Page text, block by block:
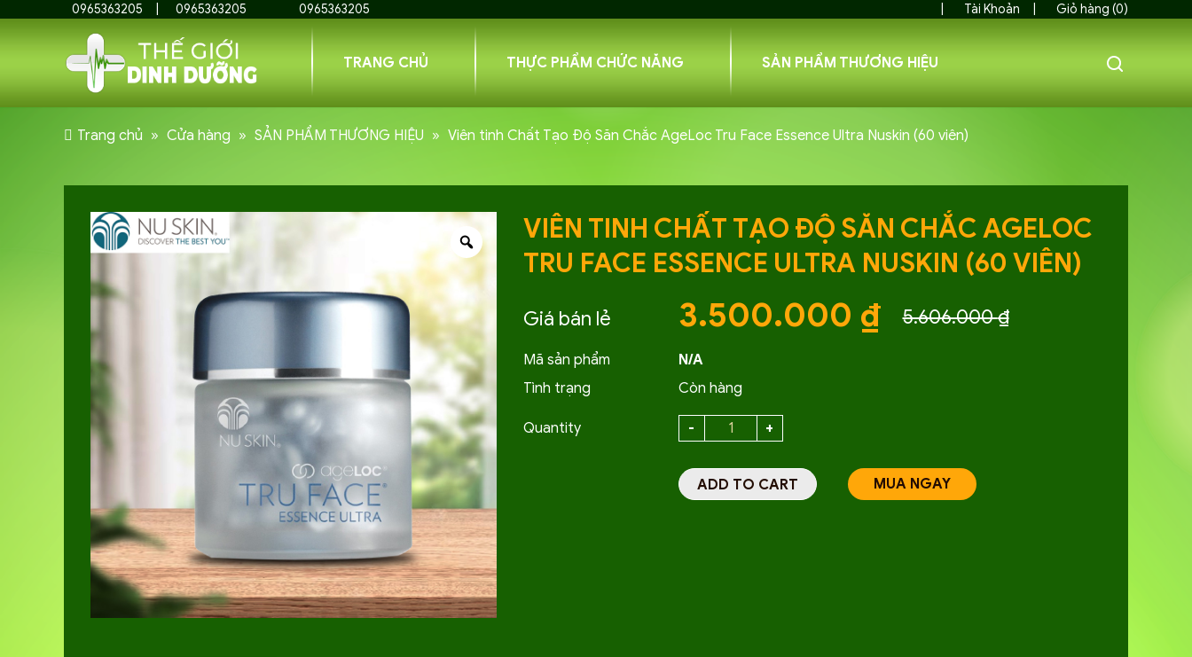
0965363205 0965363205 0965363205 Tài Khoản Giỏ hàng (0)
TRANG CHỦ THỰC PHẨM CHỨC NĂNG SẢN PHẨM THƯƠNG HIỆU
Trang chủ » Cửa hàng » SẢN PHẨM THƯƠNG HIỆU » Viên tinh Chất Tạo Độ Săn Chắc AgeLoc Tru Face Essence Ultra Nuskin (60 viên)
VIÊN TINH CHẤT TẠO ĐỘ SĂN CHẮC AGELOC
TRU FACE ESSENCE ULTRA NUSKIN (60 VIÊN)
5.606.000₫
3.500.000 ₫
Mã sản phẩm
N/A
Tình trạng
Còn hàng
Quantity
ADD TO CART MUA NGAY